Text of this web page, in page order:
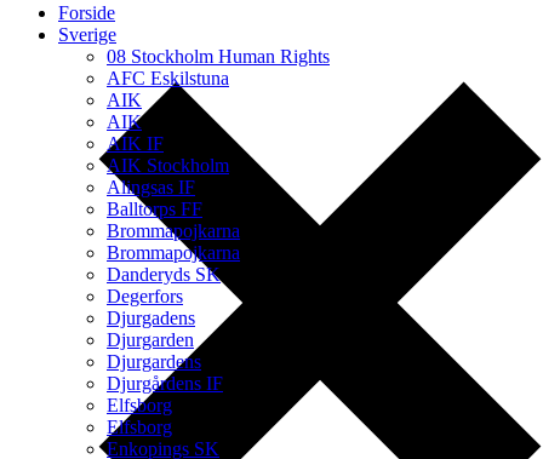
Forside
Sverige
08 Stockholm Human Rights
AFC Eskilstuna
AIK
AIK
AIK IF
AIK Stockholm
Alingsas IF
Balltorps FF
Brommapojkarna
Brommapojkarna
Danderyds SK
Degerfors
Djurgadens
Djurgarden
Djurgardens
Djurgårdens IF
Elfsborg
Elfsborg
Enkopings SK